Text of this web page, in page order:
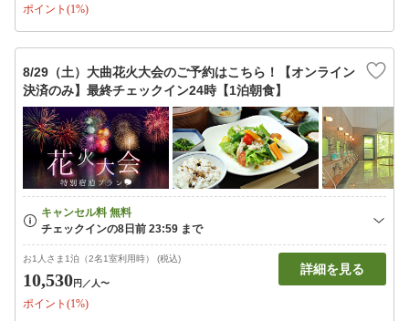
ポイント(1%)
8/29（土）大曲花火大会のご予約はこちら！【オンライン
決済のみ】最終チェックイン24時【1泊朝食】
お1人さま1泊（2名1室利用時） (税込)
10,530円 ／人〜
ポイント(1%)
詳細を見る